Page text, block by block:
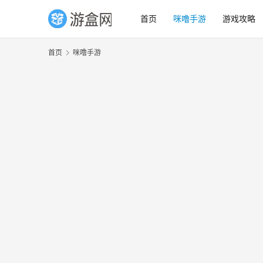
首页 咪噜手游 游戏攻略
首页 咪噜手游